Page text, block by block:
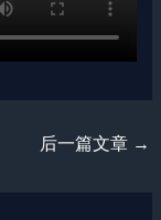
后一篇文章 →